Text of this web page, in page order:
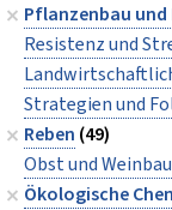
Pflanzenbau
Resistenz und
Strategien und
Reben (49)
Obst und Weinbau
Ökologische